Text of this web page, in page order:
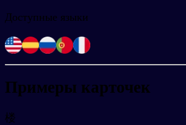
Доступные языки
Примеры карточек
楼